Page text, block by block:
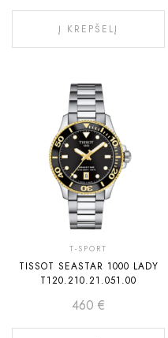
Į KREPŠELĮ
T-SPORT
TISSOT SEASTAR 1000 LADY
T120.210.21.051.00
460 €